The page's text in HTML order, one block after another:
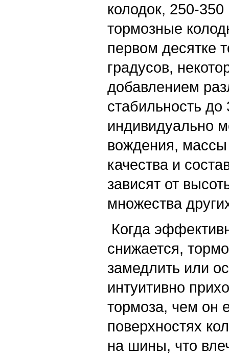
колодок, 250-
тормозные
первом десятке
градусов,
добавлением
стабильность
индивидуально
вождения,
качества и
зависят от
множества
Когда
снижается,
замедлить или
интуитивно
тормоза, чем он
поверхностях
на шины, что